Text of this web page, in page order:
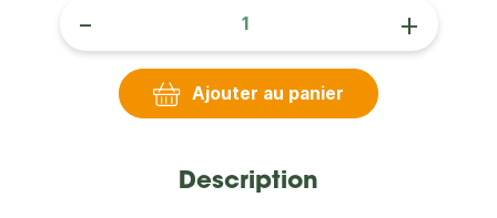
- +
Ajouter au panier
Description